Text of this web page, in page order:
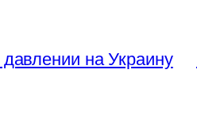
на Украину